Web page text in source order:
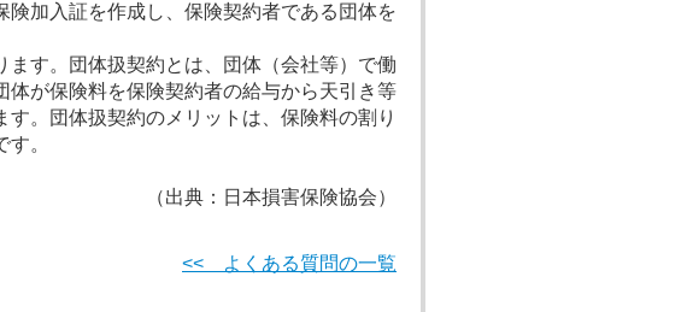
加入証を作成し、保険契約者である団体を
す。団体扱契約とは、団体（会社等）で働
が保険料を保険契約者の給与から天引き等
。団体扱契約のメリットは、保険料の割り
。
（出典：日本損害保険協会）
<< よくある質問の一覧